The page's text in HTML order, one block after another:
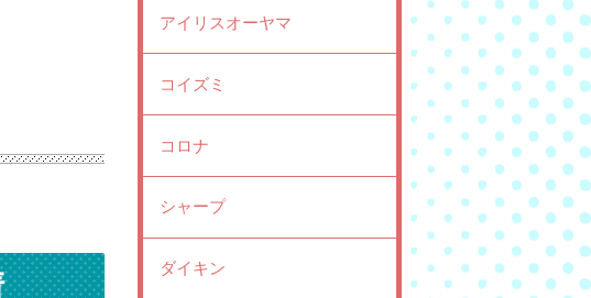
アイリスオーヤマ
コイズミ
コロナ
シャープ
ダイキン